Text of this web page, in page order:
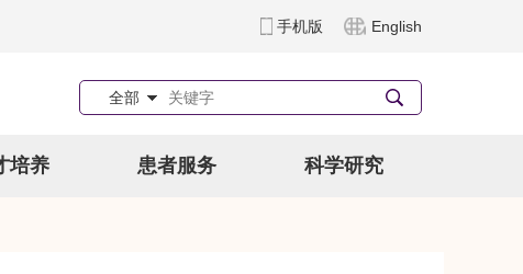
手机版 English
全部
培养 患者服务 科学研究